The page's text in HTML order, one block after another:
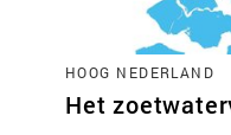
HOOG NEDERLAND
Het